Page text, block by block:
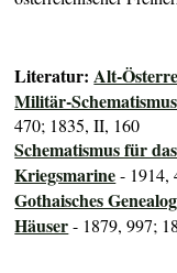
Literatur:Alt-
Militär-
470; 1835, II, 160
Schematismus für
Kriegsmarine- 1914,
Gothaisches
Häuser- 1879, 997;